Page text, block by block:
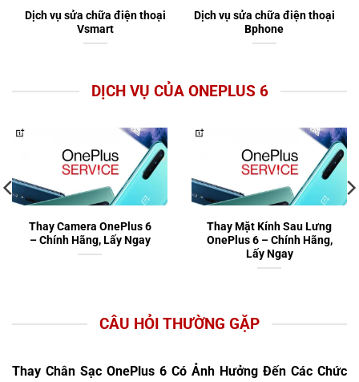
Dịch vụ sửa chữa điện thoại
Vsmart
Dịch vụ sửa chữa điện thoại
Bphone
DỊCH VỤ CỦA ONEPLUS 6
Thay Camera OnePlus 6
– Chính Hãng, Lấy Ngay
Thay Mặt Kính Sau Lưng
OnePlus 6 – Chính Hãng,
Lấy Ngay
CÂU HỎI THƯỜNG GẶP
Thay Chân Sạc OnePlus 6 Có Ảnh Hưởng Đến Các Chức